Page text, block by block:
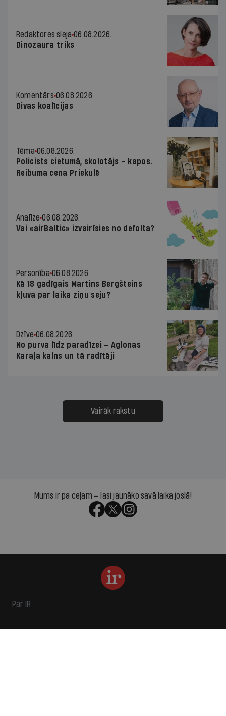
Redaktores sleja 06.08.2026.
Dinozaura triks
Komentārs 06.08.2026.
Divas koalīcijas
Tēma 06.08.2026.
Policists cietumā, skolotājs – kapos.
Reibuma cena Priekulē
Analīze 06.08.2026.
Vai «airBaltic» izvairīsies no defolta?
Personība 06.08.2026.
Kā 18 gadīgais Martins Bergšteins
kļuva par laika ziņu seju?
Dzīve 06.08.2026.
No purva līdz paradīzei – Aglonas
Karaļa kalns un tā radītāji
Vairāk rakstu
Mums ir pa ceļam — lasi jaunāko savā laika joslā!
Par IR